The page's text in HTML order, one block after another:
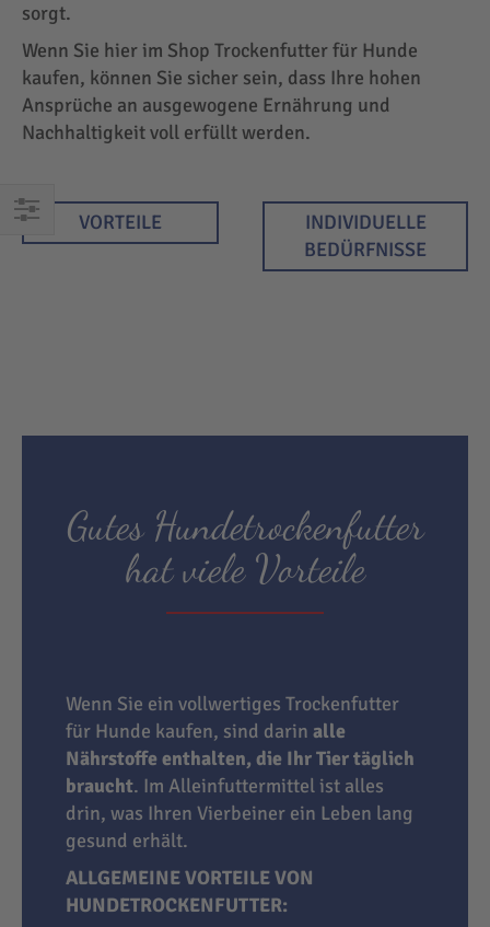
EINKAUFEN
sorgt.
Wenn Sie hier im Shop Trockenfutter für Hunde
kaufen, können Sie sicher sein, dass Ihre hohen
Ansprüche an ausgewogene Ernährung und
Nachhaltigkeit voll erfüllt werden.
VORTEILE
INDIVIDUELLE
BEDÜRFNISSE
Gutes Hundetrockenfutter
hat viele Vorteile
Wenn Sie ein vollwertiges Trockenfutter
für Hunde kaufen, sind darin alle
Nährstoffe enthalten, die Ihr Tier täglich
braucht. Im Alleinfuttermittel ist alles
drin, was Ihren Vierbeiner ein Leben lang
gesund erhält.
ALLGEMEINE VORTEILE VON
HUNDETROCKENFUTTER: